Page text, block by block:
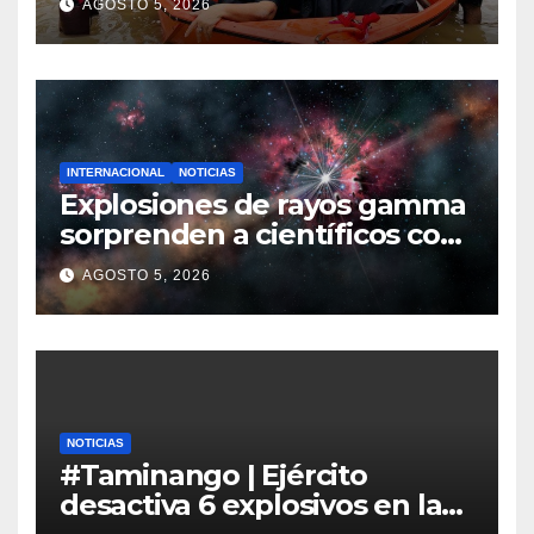
inundaciones en Asia
AGOSTO 5, 2026
INTERNACIONAL NOTICIAS
Explosiones de rayos gamma
sorprenden a científicos con
nuevas detecciones en el
espacio profundo
AGOSTO 5, 2026
NOTICIAS
#Taminango | Ejército
desactiva 6 explosivos en la